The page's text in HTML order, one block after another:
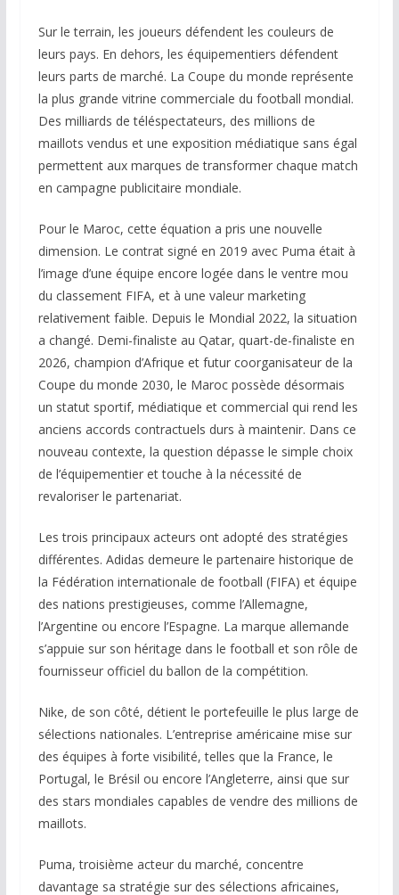
Sur le terrain, les joueurs défendent les couleurs de
leurs pays. En dehors, les équipementiers défendent
leurs parts de marché. La Coupe du monde représente
la plus grande vitrine commerciale du football mondial.
Des milliards de téléspectateurs, des millions de
maillots vendus et une exposition médiatique sans égal
permettent aux marques de transformer chaque match
en campagne publicitaire mondiale.
Pour le Maroc, cette équation a pris une nouvelle
dimension. Le contrat signé en 2019 avec Puma était à
l’image d’une équipe encore logée dans le ventre mou
du classement FIFA, et à une valeur marketing
relativement faible. Depuis le Mondial 2022, la situation
a changé. Demi-finaliste au Qatar, quart-de-finaliste en
2026, champion d’Afrique et futur coorganisateur de la
Coupe du monde 2030, le Maroc possède désormais
un statut sportif, médiatique et commercial qui rend les
anciens accords contractuels durs à maintenir. Dans ce
nouveau contexte, la question dépasse le simple choix
de l’équipementier et touche à la nécessité de
revaloriser le partenariat.
Les trois principaux acteurs ont adopté des stratégies
différentes. Adidas demeure le partenaire historique de
la Fédération internationale de football (FIFA) et équipe
des nations prestigieuses, comme l’Allemagne,
l’Argentine ou encore l’Espagne. La marque allemande
s’appuie sur son héritage dans le football et son rôle de
fournisseur officiel du ballon de la compétition.
Nike, de son côté, détient le portefeuille le plus large de
sélections nationales. L’entreprise américaine mise sur
des équipes à forte visibilité, telles que la France, le
Portugal, le Brésil ou encore l’Angleterre, ainsi que sur
des stars mondiales capables de vendre des millions de
maillots.
Puma, troisième acteur du marché, concentre
davantage sa stratégie sur des sélections africaines,